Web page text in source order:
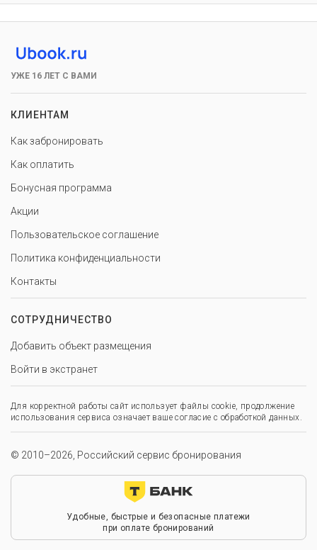
УЖЕ 16 ЛЕТ С ВАМИ
КЛИЕНТАМ
Как забронировать
Как оплатить
Бонусная программа
Акции
Пользовательское соглашение
Политика конфиденциальности
Контакты
СОТРУДНИЧЕСТВО
Добавить объект размещения
Войти в экстранет
Для корректной работы сайт использует файлы cookie, продолжение
использования сервиса означает ваше согласие с обработкой данных.
© 2010–2026, Российский сервис бронирования
Удобные, быстрые и безопасные платежи
при оплате бронирований